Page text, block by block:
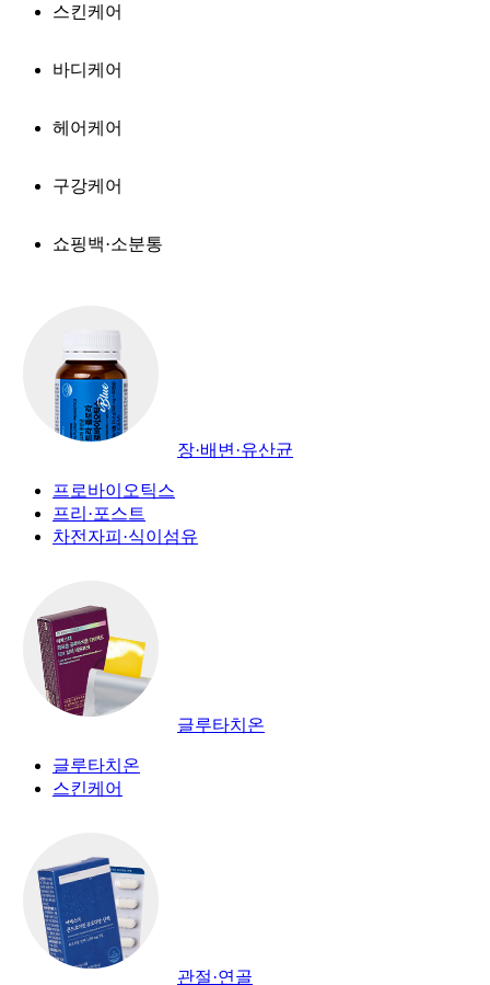
스킨케어
바디케어
헤어케어
구강케어
쇼핑백·소분통
장·배변·유산균
프로바이오틱스
프리·포스트
차전자피·식이섬유
글루타치온
글루타치온
스킨케어
관절·연골